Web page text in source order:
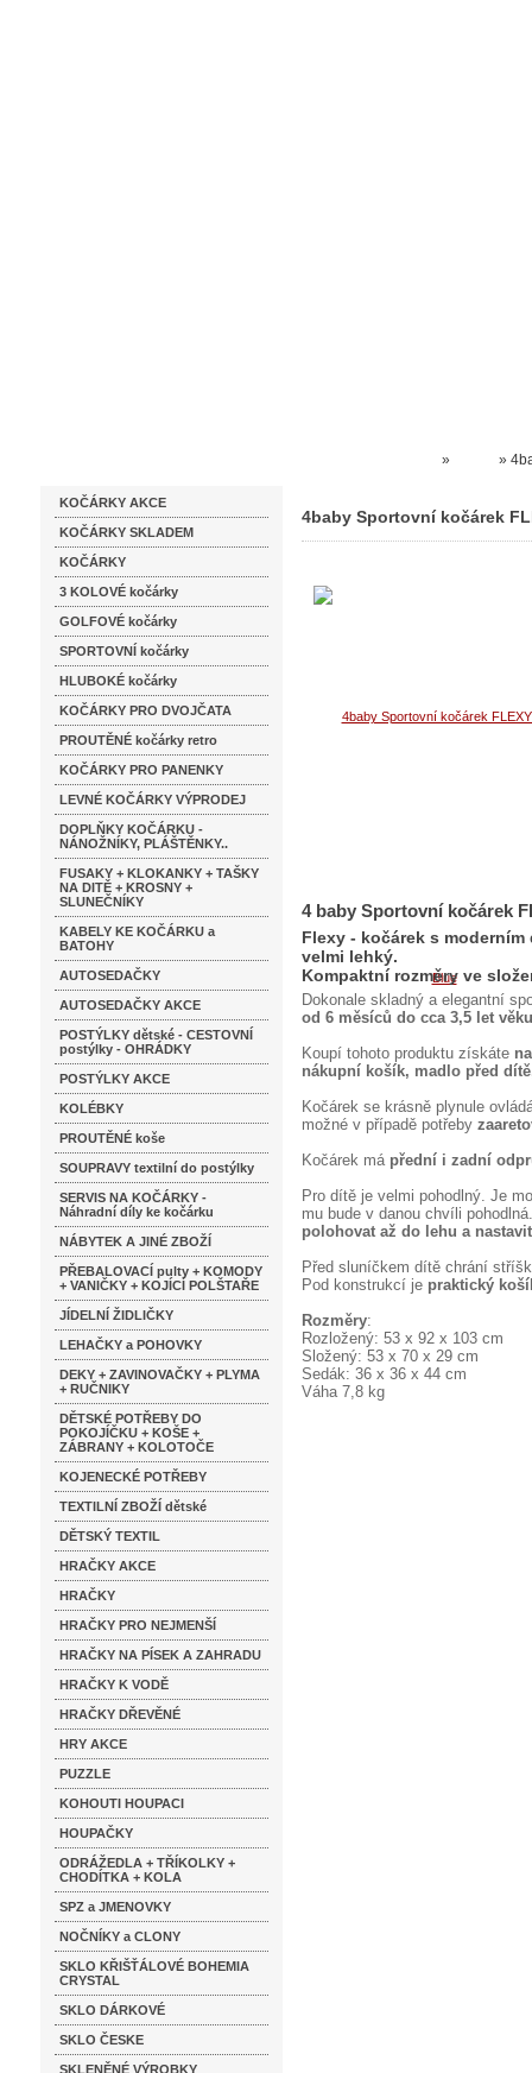
KOČÁRKY AKCE
KOČÁRKY SKLADEM
KOČÁRKY
3 KOLOVÉ kočárky
GOLFOVÉ kočárky
SPORTOVNÍ kočárky
HLUBOKÉ kočárky
KOČÁRKY PRO DVOJČATA
PROUTĚNÉ kočárky retro
KOČÁRKY PRO PANENKY
LEVNÉ KOČÁRKY VÝPRODEJ
DOPLŇKY KOČÁRKU -
NÁNOŽNÍKY, PLÁŠTĚNKY..
FUSAKY + KLOKANKY + TAŠKY
NA DITĚ + KROSNY +
SLUNEČNÍKY
KABELY KE KOČÁRKU a
BATOHY
AUTOSEDAČKY
AUTOSEDAČKY AKCE
POSTÝLKY dětské - CESTOVNÍ
postýlky - OHRÁDKY
POSTÝLKY AKCE
KOLÉBKY
PROUTĚNÉ koše
SOUPRAVY textilní do postýlky
SERVIS NA KOČÁRKY -
Náhradní díly ke kočárku
NÁBYTEK A JINÉ ZBOŽÍ
PŘEBALOVACÍ pulty + KOMODY
+ VANIČKY + KOJÍCÍ POLŠTAŘE
JÍDELNÍ ŽIDLIČKY
LEHAČKY a POHOVKY
DEKY + ZAVINOVAČKY + PLYMA
+ RUČNIKY
DĚTSKÉ POTŘEBY DO
POKOJÍČKU + KOŠE +
ZÁBRANY + KOLOTOČE
KOJENECKÉ POTŘEBY
TEXTILNÍ ZBOŽÍ dětské
DĚTSKÝ TEXTIL
HRAČKY AKCE
HRAČKY
HRAČKY PRO NEJMENŠÍ
HRAČKY NA PÍSEK A ZAHRADU
HRAČKY K VODĚ
HRAČKY DŘEVĚNÉ
HRY AKCE
PUZZLE
KOHOUTI HOUPACI
HOUPAČKY
ODRÁŽEDLA + TŘÍKOLKY +
CHODÍTKA + KOLA
SPZ a JMENOVKY
NOČNÍKY a CLONY
SKLO KŘIŠŤÁLOVÉ BOHEMIA
CRYSTAL
SKLO DÁRKOVÉ
SKLO ČESKE
SKLENĚNÉ VÝROBKY
» »
4baby Sportovní kočárek
4 baby Sportovní kočárek
Flexy - kočárek s
velmi lehký.
Kompaktní rozměry ve
Dokonale skladný a elegantní
od 6 měsíců do cca 3,5 let věku
Koupí tohoto produktu získáte
nákupní košík, madlo před
Kočárek se krásně plynule
možné v případě potřeby
Kočárek má přední i zadní
Pro dítě je velmi pohodlný. Je
mu bude v danou chvíli
polohovat až do lehu a
Před sluníčkem dítě chrání
Pod konstrukcí je praktický
Rozměry:
Rozložený: 53 x 92 x 103 сm
Složený: 53 x 70 x 29 cm
Sedák: 36 x 36 x 44 cm
Váha 7,8 kg